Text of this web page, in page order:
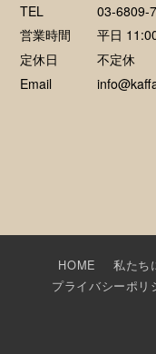
TEL
03-6809-
営業時間
平日
定休日
不定休
Email
HOME 私たち
プライバシーポリ